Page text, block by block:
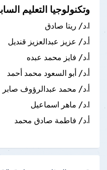
وتكنولوجيا التعليم
ا.د/ ريتا صادق
أ.د/ عزيز عبدالعزيز قنديل
أ.د/ فايز محمد عبده
أ.د/ أبو السعود محمد أحمد
أ.د/ محمد عبدالرؤوف صابر
ا.د/ ماهر اسماعيل
أ.د/ فاطمة صادق محمد